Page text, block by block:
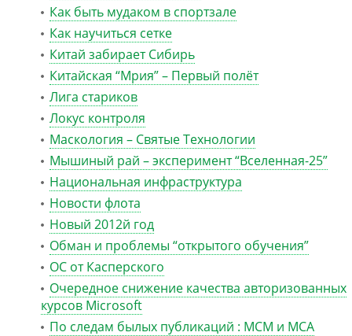
Как быть мудаком в спортзале
Как научиться сетке
Китай забирает Сибирь
Китайская “Мрия” – Первый полёт
Лига стариков
Локус контроля
Маскология – Святые Технологии
Мышиный рай – эксперимент “Вселенная-25”
Национальная инфраструктура
Новости флота
Новый 2012й год
Обман и проблемы “открытого обучения”
ОС от Касперского
Очередное снижение качества авторизованных
курсов Microsoft
По следам былых публикаций : MCM и MCA